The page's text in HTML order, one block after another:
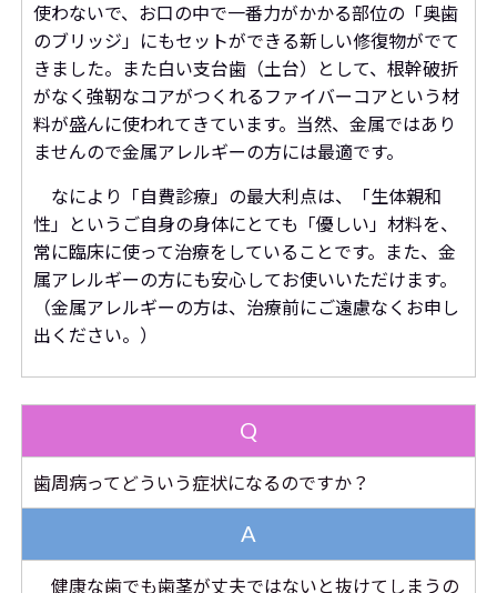
使わないで、お口の中で一番力がかかる部位の「奥歯
のブリッジ」にもセットができる新しい修復物がでて
きました。また白い支台歯（土台）として、根幹破折
がなく強靭なコアがつくれるファイバーコアという材
料が盛んに使われてきています。当然、金属ではあり
ませんので金属アレルギーの方には最適です。
なにより「自費診療」の最大利点は、「生体親和
性」というご自身の身体にとても「優しい」材料を、
常に臨床に使って治療をしていることです。また、金
属アレルギーの方にも安心してお使いいただけます。
（金属アレルギーの方は、治療前にご遠慮なくお申し
出ください。）
Q
歯周病ってどういう症状になるのですか？
A
健康な歯でも歯茎が丈夫ではないと抜けてしまうの